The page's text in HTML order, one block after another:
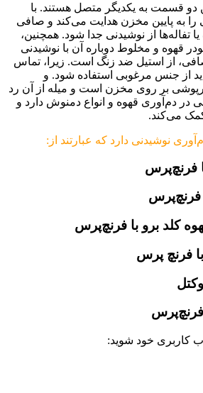
دو قسمت به یکدیگر متصل هستند. با
به پایین مخزن هدایت می‌کند و صافی
تفاله‌ها از نوشیدنی جدا شود. همچنین،
قهوه و مخلوط دوباره آن با نوشیدنی
از استیل ضد زنگ است. زیرا، تماس
از جنس مرغوبی استفاده شود. و
بر روی مخزن است و میله از آن رد
دم‌آوری قهوه و انواع دمنوش دارد و
می‌کند.
نوشیدنی دارد که عبارتند از:
فرنچ‌پرس
فرنچ‌پرس
کلد برو با فرنچ‌پرس
فرنچ پرس
فرنچ‌پرس
کاربری خود شوید: